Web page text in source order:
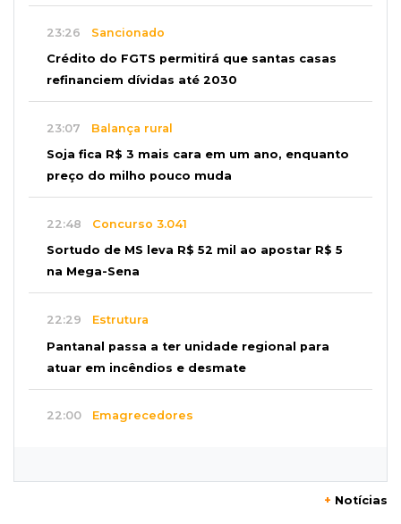
23:26 Sancionado
Crédito do FGTS permitirá que santas casas
refinanciem dívidas até 2030
23:07 Balança rural
Soja fica R$ 3 mais cara em um ano, enquanto
preço do milho pouco muda
22:48 Concurso 3.041
Sortudo de MS leva R$ 52 mil ao apostar R$ 5
na Mega-Sena
22:29 Estrutura
Pantanal passa a ter unidade regional para
atuar em incêndios e desmate
22:00 Emagrecedores
+ Notícias